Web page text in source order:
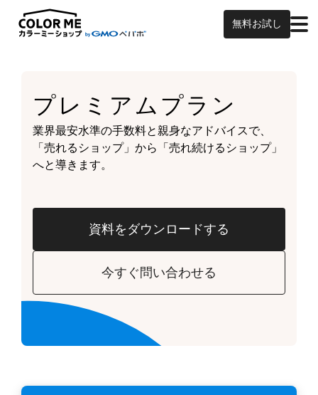
無料お試し
プレミアムプラン
業界最安水準の手数料と親身なアドバイスで、
「売れるショップ」から「売れ続けるショップ」
へと導きます。
資料をダウンロードする
今すぐ問い合わせる